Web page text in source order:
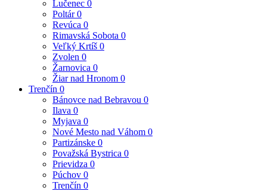
Lučenec 0
Poltár0
Revúca 0
Rimavská Sobota 0
Veľký Krtíš 0
Zvolen 0
Žarnovica 0
Žiar nad Hronom 0
Trenčín 0
Bánovce nad Bebravou 0
Ilava 0
Myjava 0
Nové Mesto nad Váhom 0
Partizánske 0
Považská Bystrica 0
Prievidza 0
Púchov 0
Trenčín 0